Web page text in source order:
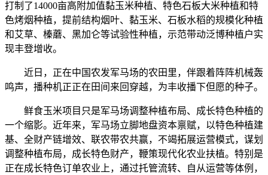
打制了14000亩高附加值黏玉米种植、特色石板大米种植和特
色烤烟种植，提前结构烟叶、黏玉米、石板水稻的规模化种植
和艾草、榛蘑、黑加仑等试验性种植，示范带动泛博种植户实
现丰登增收。
近日，正在中国农发军马场的农田里，伴跟着阵阵机械轰
鸣声，播种机正正在田间来回穿越，为丰收播下但愿的种子。
鲜食玉米项目只是军马场调整种植布局、成长特色种植的
一个缩影。近年来，军马场立脚地盘资本禀赋，以特色种植建
基、全财产链增效、联农带农共赢，不竭拓展运营模式，谋划
调整种植布局，成长特色财产，鞭策现代化农业扶植。特别是
正在成长特色订单农业上，通过托管流转、自从运营等体例，